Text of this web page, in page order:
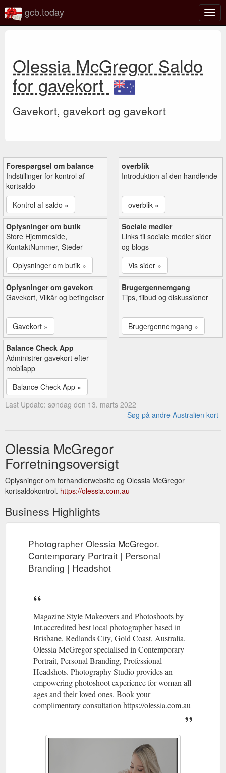
Slå
gcb.today
Olessia McGregor Saldo
for gavekort
Gavekort, gavekort og gavekort
Forespørgsel om balance
Indstillinger for kontrol af
kortsaldo
Kontrol af saldo »
overblik
Introduktion af den handlende
overblik »
Oplysninger om butik
Store Hjemmeside,
KontaktNummer, Steder
Oplysninger om butik »
Sociale medier
Links til sociale medier sider
og blogs
Vis sider »
Oplysninger om gavekort
Gavekort, Vilkår og betingelser
Gavekort »
Brugergennemgang
Tips, tilbud og diskussioner
Brugergennemgang »
Balance Check App
Administrer gavekort efter
mobilapp
Balance Check App »
Last Update: søndag den 13. marts 2022
Søg på andre Australien kort
Olessia McGregor
Forretningsoversigt
Oplysninger om forhandlerwebsite og Olessia McGregor
kortsaldokontrol. https://olessia.com.au
Business Highlights
Photographer Olessia McGregor.
Contemporary Portrait | Personal
Branding | Headshot
Magazine Style Makeovers and Photoshoots by
Int.accredited best local photographer based in
Brisbane, Redlands City, Gold Coast, Australia.
Olessia McGregor specialised in Contemporary
Portrait, Personal Branding, Professional
Headshots. Photography Studio provides an
empowering photoshoot experience for woman all
ages and their loved ones. Book your
complimentary consultation https://olessia.com.au